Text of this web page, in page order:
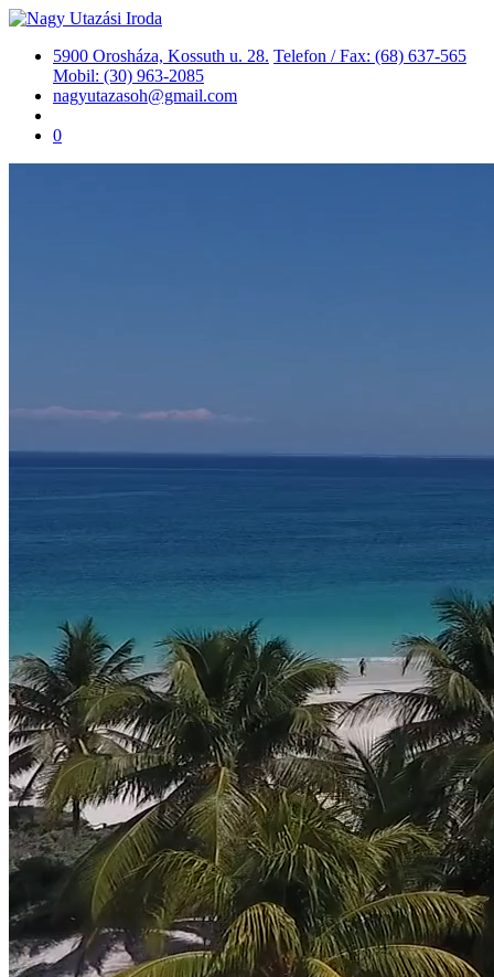
5900 Orosháza, Kossuth u. 28. Telefon / Fax: (68) 637-565
Mobil: (30) 963-2085
nagyutazasoh@gmail.com
0